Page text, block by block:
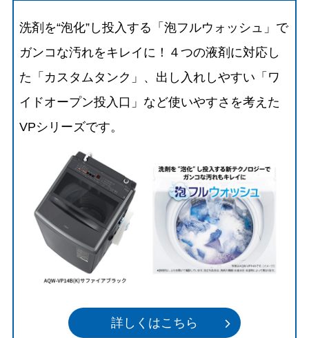
洗剤を“泡化”し投入する「泡フルウォッシュ」で
ガンコな汚れをキレイに！４つの液剤に対応し
た「カスタムタンク」、出し入れしやすい「ワ
イドオープン投入口」など使いやすさを考えた
VPシリーズです。
詳しくはこちら